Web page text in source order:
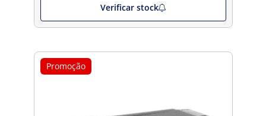
Verificar stock
Promoção